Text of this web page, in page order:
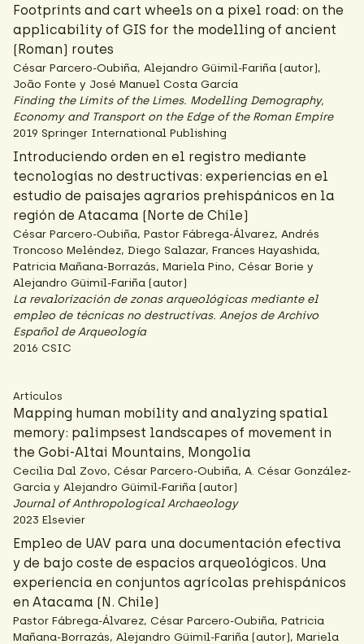
Footprints and cart wheels on a pixel road: on the
applicability of GIS for the modelling of ancient
(Roman) routes
César Parcero-Oubiña, Alejandro Güimil-Fariña (autor),
João Fonte y José Manuel Costa García
Finding the Limits of the Limes. Modelling Demography,
Economy and Transport on the Edge of the Roman Empire
2019 Springer International Publishing
Introduciendo orden en el registro mediante
tecnologías no destructivas: experiencias en el
estudio de paisajes agrarios prehispánicos en la
región de Atacama (Norte de Chile)
César Parcero-Oubiña, Pastor Fábrega-Álvarez, Andrés
Troncoso Meléndez, Diego Salazar, Frances Hayashida,
Patricia Mañana-Borrazás, Mariela Pino, César Borie y
Alejandro Güimil-Fariña (autor)
La revalorización de zonas arqueológicas mediante el
empleo de técnicas no destructivas. Anejos de Archivo
Español de Arqueología
2016 CSIC
Artículos
Mapping human mobility and analyzing spatial
memory: palimpsest landscapes of movement in
the Gobi-Altai Mountains, Mongolia
Cecilia Dal Zovo, César Parcero-Oubiña, A. César González-
García y Alejandro Güimil-Fariña (autor)
Journal of Anthropological Archaeology
2023 Elsevier
Empleo de UAV para una documentación efectiva
y de bajo coste de espacios arqueológicos. Una
experiencia en conjuntos agrícolas prehispánicos
en Atacama (N. Chile)
Pastor Fábrega-Álvarez, César Parcero-Oubiña, Patricia
Mañana-Borrazás, Alejandro Güimil-Fariña (autor), Mariela